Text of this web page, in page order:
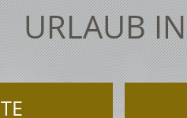
URLAUB